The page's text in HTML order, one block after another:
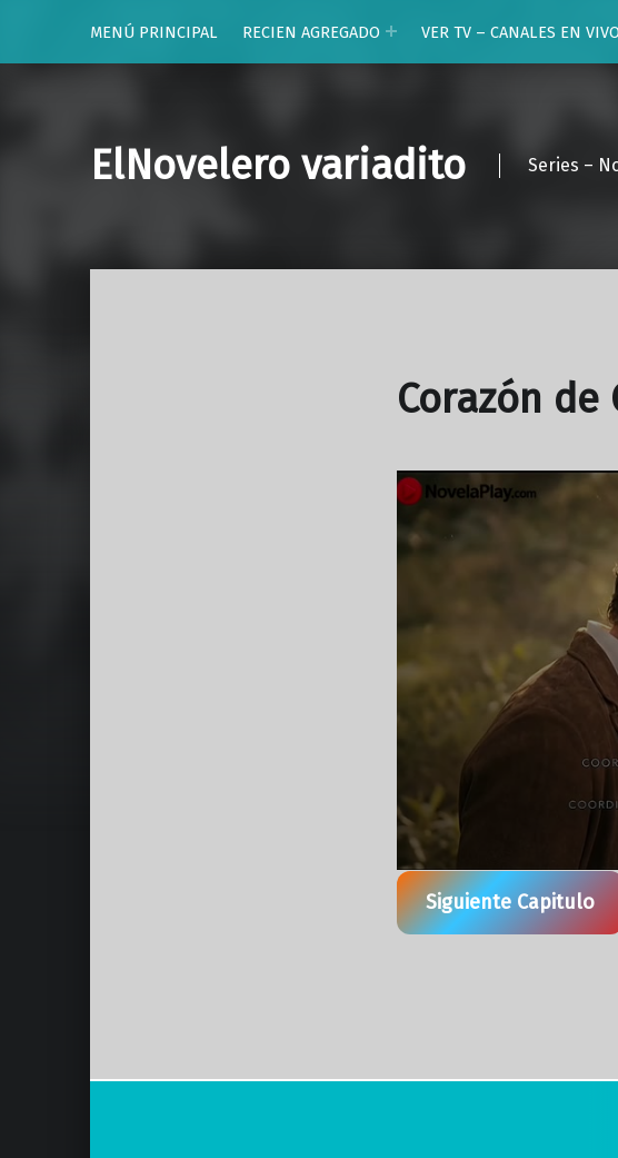
MENÚ PRINCIPAL
RECIEN AGREGADO VER TV – CANALES EN VIVO
ElNovelero variadito Series –
Corazón
Siguiente Capitulo
Navegación de entradas